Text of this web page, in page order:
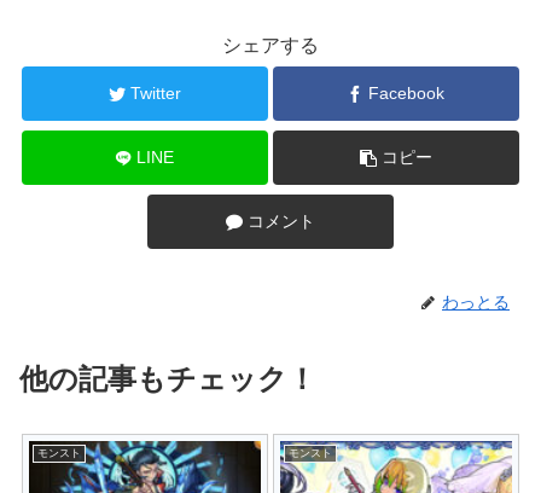
シェアする
Twitter Facebook
LINE コピー
コメント
わっとる
他の記事もチェック！
モンスト モンスト